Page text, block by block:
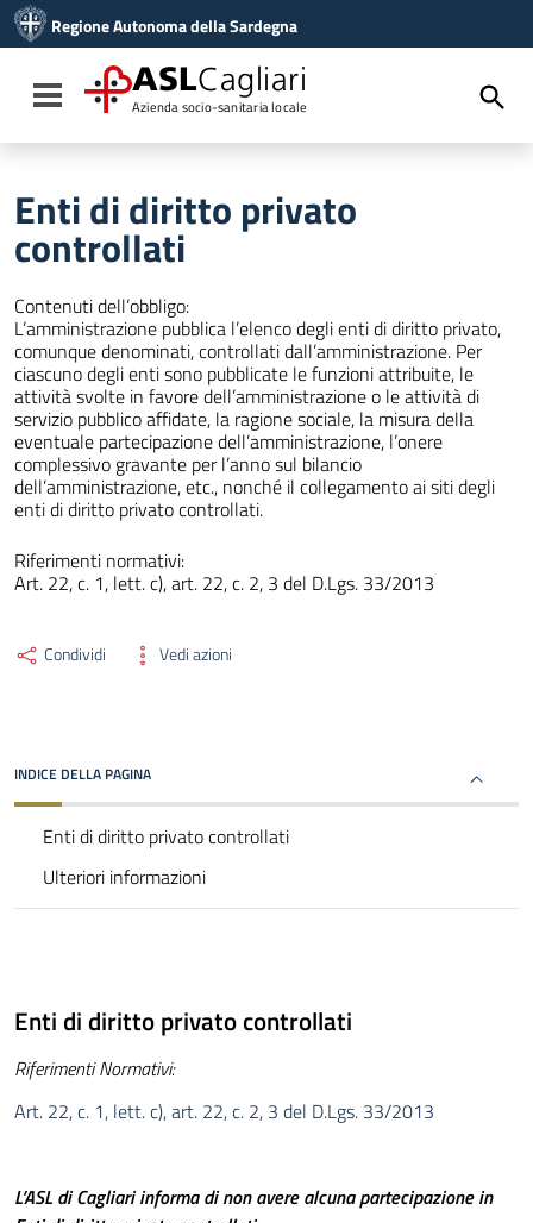
Vai al menu di navigazione
Vai al footer
Regione Autonoma della Sardegna
Toggle navigation
ASLCagliari
Azienda socio-sanitaria locale
Enti di diritto privato
controllati
Contenuti dell’obbligo:
L’amministrazione pubblica l’elenco degli enti di diritto privato,
comunque denominati, controllati dall’amministrazione. Per
ciascuno degli enti sono pubblicate le funzioni attribuite, le
attività svolte in favore dell’amministrazione o le attività di
servizio pubblico affidate, la ragione sociale, la misura della
eventuale partecipazione dell’amministrazione, l’onere
complessivo gravante per l’anno sul bilancio
dell’amministrazione, etc., nonché il collegamento ai siti degli
enti di diritto privato controllati.
Riferimenti normativi:
Art. 22, c. 1, lett. c), art. 22, c. 2, 3 del D.Lgs. 33/2013
Condividi Vedi azioni
INDICE DELLA PAGINA
Enti di diritto privato controllati
Ulteriori informazioni
Enti di diritto privato controllati
Riferimenti Normativi:
Art. 22, c. 1, lett. c), art. 22, c. 2, 3 del D.Lgs. 33/2013
L’ASL di Cagliari informa di non avere alcuna partecipazione in